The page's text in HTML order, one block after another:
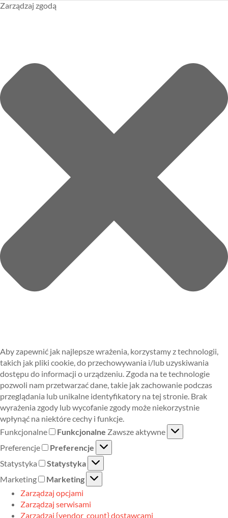
Zarządzaj zgodą
Aby zapewnić jak najlepsze wrażenia, korzystamy z technologii,
takich jak pliki cookie, do przechowywania i/lub uzyskiwania
dostępu do informacji o urządzeniu. Zgoda na te technologie
pozwoli nam przetwarzać dane, takie jak zachowanie podczas
przeglądania lub unikalne identyfikatory na tej stronie. Brak
wyrażenia zgody lub wycofanie zgody może niekorzystnie
wpłynąć na niektóre cechy i funkcje.
Funkcjonalne
Funkcjonalne Zawsze aktywne
Preferencje
Preferencje
Statystyka
Statystyka
Marketing
Marketing
Zarządzaj opcjami
Zarządzaj serwisami
Zarządzaj {vendor_count} dostawcami